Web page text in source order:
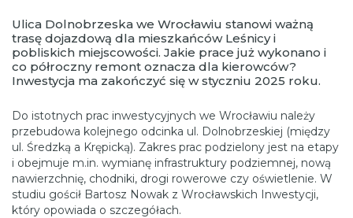
Ulica Dolnobrzeska we Wrocławiu stanowi ważną
trasę dojazdową dla mieszkańców Leśnicy i
pobliskich miejscowości. Jakie prace już wykonano i
co półroczny remont oznacza dla kierowców?
Inwestycja ma zakończyć się w styczniu 2025 roku.
Do istotnych prac inwestycyjnych we Wrocławiu należy
przebudowa kolejnego odcinka ul. Dolnobrzeskiej (między
ul. Średzką a Krępicką). Zakres prac podzielony jest na etapy
i obejmuje m.in. wymianę infrastruktury podziemnej, nową
nawierzchnię, chodniki, drogi rowerowe czy oświetlenie. W
studiu gościł Bartosz Nowak z Wrocławskich Inwestycji,
który opowiada o szczegółach.